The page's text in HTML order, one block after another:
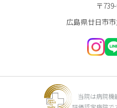
〒
広島県廿日市
当院は病院機